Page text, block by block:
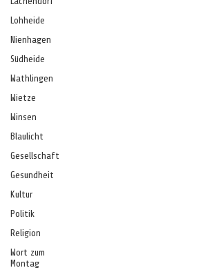
Lohheide
Nienhagen
Südheide
Wathlingen
Wietze
Winsen
Blaulicht
Gesellschaft
Gesundheit
Kultur
Politik
Religion
Wort zum
Montag